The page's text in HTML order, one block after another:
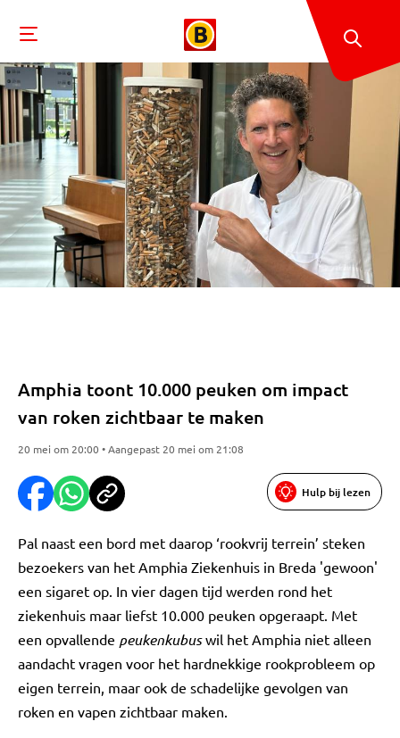
Amphia toont 10.000 peuken om impact
van roken zichtbaar te maken
20 mei om 20:00 • Aangepast 20 mei om 21:08
Hulp bij lezen
Pal naast een bord met daarop ‘rookvrij terrein’ steken
bezoekers van het Amphia Ziekenhuis in Breda 'gewoon'
een sigaret op. In vier dagen tijd werden rond het
ziekenhuis maar liefst 10.000 peuken opgeraapt. Met
een opvallende peukenkubuswil het Amphia niet alleen
aandacht vragen voor het hardnekkige rookprobleem op
eigen terrein, maar ook de schadelijke gevolgen van
roken en vapen zichtbaar maken.